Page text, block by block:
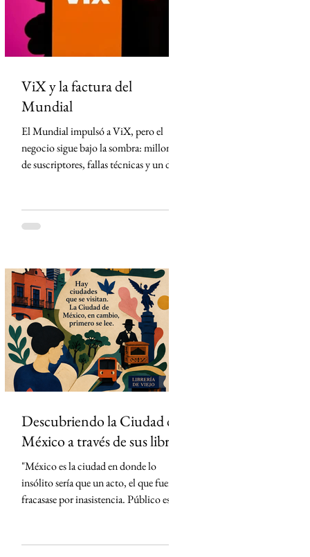
México desde Arizona y la violencia
ligada al crimen o
ViX y la factura del
Mundial
El Mundial impulsó a ViX, pero el
negocio sigue bajo la sombra: millones
de suscriptores, fallas técnicas y un dato
representó la mayor apuesta de
TelevisaUnivision desde el lanzamiento
valioso: los derechos exclusivos para
transmitir por streaming los 104
partidos del torneo en México. La
estrategia parecía impecable: convertir
el evento deportivo
Descubriendo la Ciudad de
México a través de sus libros
"México es la ciudad en donde lo
insólito sería que un acto, el que fuera,
fracasase por inasistencia. Público es lo
de México, en cambio, primero se lee."